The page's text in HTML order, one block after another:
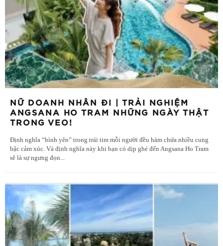
NỮ DOANH NHÂN ĐI | TRẢI NGHIỆM
ANGSANA HO TRAM NHỮNG NGÀY THẬT
TRONG VEO!
Định nghĩa “bình yên” trong trái tim mỗi người đều hàm chứa nhiều cung
bậc cảm xúc. Và định nghĩa này khi bạn có dịp ghé đến Angsana Ho Tram
sẽ là sự ngưng đọn